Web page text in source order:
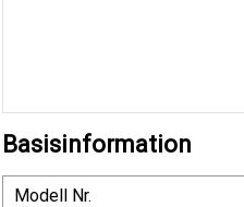
Basisinformation
Modell Nr.